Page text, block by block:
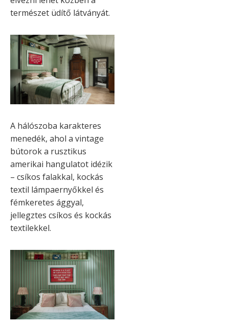
természet üdítő látványát.
A hálószoba karakteres
menedék, ahol a vintage
bútorok a rusztikus
amerikai hangulatot idézik
– csíkos falakkal, kockás
textil lámpaernyőkkel és
fémkeretes ággyal,
jellegztes csíkos és kockás
textilekkel.